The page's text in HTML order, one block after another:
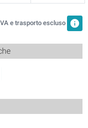
e trasporto escluso info